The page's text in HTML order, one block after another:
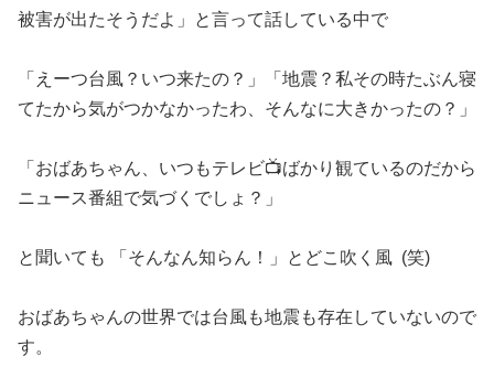
被害が出たそうだよ」と言って話している中で
「えーつ台風？いつ来たの？」「地震？私その時たぶん寝
てたから気がつかなかったわ、そんなに大きかったの？」
「おばあちゃん、いつもテレビ📺ばかり観ているのだから
ニュース番組で気づくでしょ？」
と聞いても 「そんなん知らん！」とどこ吹く風 (笑)
おばあちゃんの世界では台風も地震も存在していないので
す。